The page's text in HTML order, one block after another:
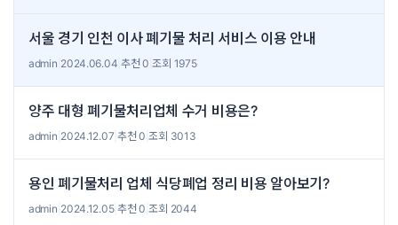
서울 경기 인천 이사 폐기물 처리 서비스 이용 안내
admin 2024.06.04 추천 0 |조회 1975
양주 대형 폐기물처리업체 수거 비용은?
admin 2024.12.07 추천 0 |조회 3013
용인 폐기물처리 업체 식당폐업 정리 비용 알아보기?
admin 2024.12.05| 추천 0 |조회 2044